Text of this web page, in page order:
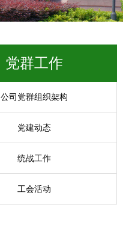
党群工作
公司党群组织架构
党建动态
统战工作
工会活动